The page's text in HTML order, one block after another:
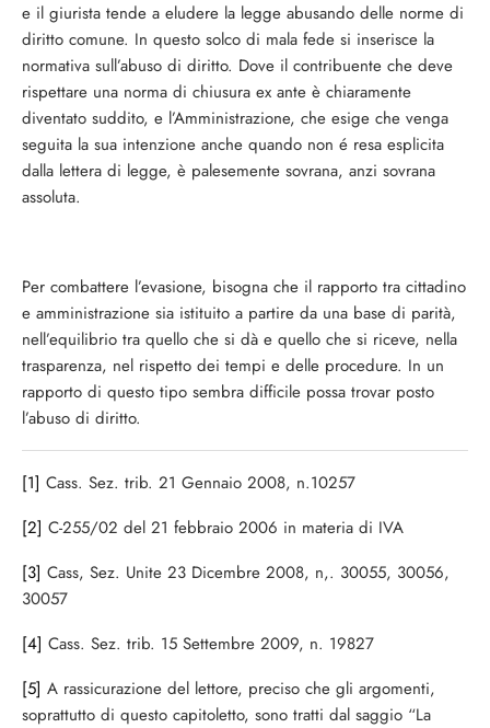
e il giurista tende a eludere la legge abusando delle norme di
diritto comune. In questo solco di mala fede si inserisce la
normativa sull’abuso di diritto. Dove il contribuente che deve
rispettare una norma di chiusura ex ante è chiaramente
diventato suddito, e l’Amministrazione, che esige che venga
seguita la sua intenzione anche quando non é resa esplicita
dalla lettera di legge, è palesemente sovrana, anzi sovrana
assoluta.
Per combattere l’evasione, bisogna che il rapporto tra cittadino
e amministrazione sia istituito a partire da una base di parità,
nell’equilibrio tra quello che si dà e quello che si riceve, nella
trasparenza, nel rispetto dei tempi e delle procedure. In un
rapporto di questo tipo sembra difficile possa trovar posto
l’abuso di diritto.
[1] Cass. Sez. trib. 21 Gennaio 2008, n.10257
[2] C-255/02 del 21 febbraio 2006 in materia di IVA
[3] Cass, Sez. Unite 23 Dicembre 2008, n,. 30055, 30056,
30057
[4] Cass. Sez. trib. 15 Settembre 2009, n. 19827
[5] A rassicurazione del lettore, preciso che gli argomenti,
soprattutto di questo capitoletto, sono tratti dal saggio “La